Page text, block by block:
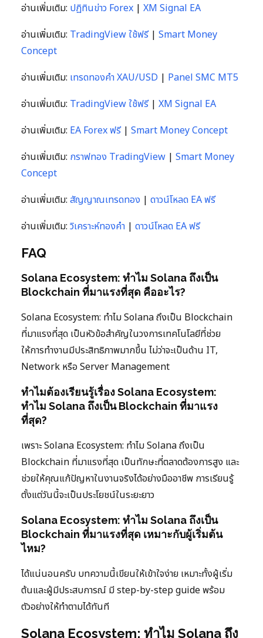
อ่านเพิ่มเติม: ปฏิทินข่าว Forex | XM Signal EA
อ่านเพิ่มเติม: TradingView ใช้ฟรี| Smart Money
Concept
อ่านเพิ่มเติม: เทรดทองคำ XAU/USD | Panel SMC MT5
อ่านเพิ่มเติม: TradingView ใช้ฟรี| XM Signal EA
อ่านเพิ่มเติม: EA Forex ฟรี| Smart Money Concept
อ่านเพิ่มเติม: กราฟทอง TradingView | Smart Money
Concept
อ่านเพิ่มเติม: สัญญาณเทรดทอง | ดาวน์โหลด EA ฟรี
อ่านเพิ่มเติม: วิเคราะห์ทองคำ | ดาวน์โหลด EA ฟรี
FAQ
Solana Ecosystem: ทำไม Solana ถึงเป็น
Blockchain ที่มาแรงที่สุด คืออะไร?
Solana Ecosystem: ทำไม Solana ถึงเป็น Blockchain
ที่มาแรงที่สุด เป็นหัวข้อสำคัญในวงการเทคโนโลยีที่ช่วย
ให้การทำงานมีประสิทธิภาพมากขึ้น ไม่ว่าจะเป็นด้าน IT,
Network หรือ Server Management
ทำไมต้องเรียนรู้เรื่อง Solana Ecosystem:
ทำไม Solana ถึงเป็น Blockchain ที่มาแรง
ที่สุด?
เพราะ Solana Ecosystem: ทำไม Solana ถึงเป็น
Blockchain ที่มาแรงที่สุด เป็นทักษะที่ตลาดต้องการสูง และ
ช่วยให้คุณแก้ปัญหาในงานจริงได้อย่างมืออาชีพ การเรียนรู้
ตั้งแต่วันนี้จะเป็นประโยชน์ในระยะยาว
Solana Ecosystem: ทำไม Solana ถึงเป็น
Blockchain ที่มาแรงที่สุด เหมาะกับผู้เริ่มต้น
ไหม?
ได้แน่นอนครับ บทความนี้เขียนให้เข้าใจง่าย เหมาะทั้งผู้เริ่ม
ต้นและผู้มีประสบการณ์ มี step-by-step guide พร้อม
ตัวอย่างให้ทำตามได้ทันที
Solana Ecosystem: ทำไม Solana ถึง